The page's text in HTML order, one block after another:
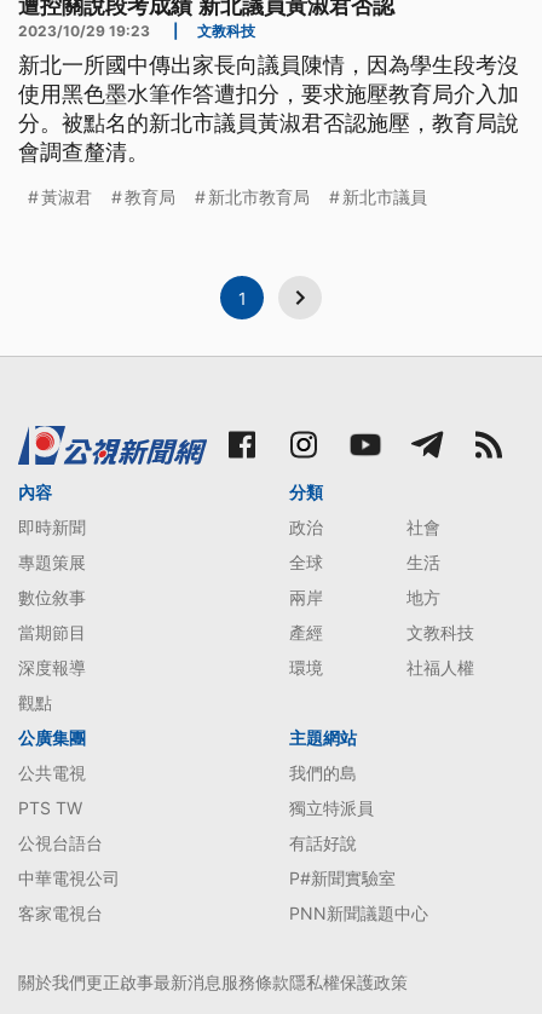
遭控關說段考成績 新北議員黃淑君否認
2023/10/29 19:23 文教科技
新北一所國中傳出家長向議員陳情，因為學生段考沒
使用黑色墨水筆作答遭扣分，要求施壓教育局介入加
分。被點名的新北市議員黃淑君否認施壓，教育局說
會調查釐清。
黃淑君 教育局 新北市教育局 新北市議員
1
內容
即時新聞
專題策展
數位敘事
當期節目
深度報導
觀點
分類
政治
社會
全球
生活
兩岸
地方
產經
文教科技
環境
社福人權
公廣集團
公共電視
PTS TW
公視台語台
中華電視公司
客家電視台
主題網站
我們的島
獨立特派員
有話好說
P#新聞實驗室
PNN新聞議題中心
關於我們更正啟事最新消息服務條款隱私權保護政策